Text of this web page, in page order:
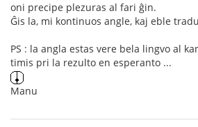
oni precipe plezuras al fari ĝin.
Ĝis la, mi kontinuos angle, kaj eble
PS : la angla estas vere bela lingvo al
timis pri la rezulto en esperanto ...
Manu